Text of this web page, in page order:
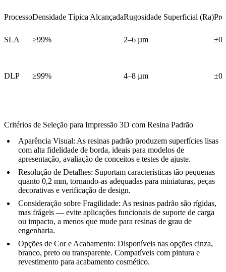
ProcessoDensidade Típica AlcançadaRugosidade Superficial (Ra)
SLA ≥99% 2–6 µm
DLP ≥99% 4–8 µm
Critérios de Seleção para Impressão 3D com Resina Padrão
Aparência Visual: As resinas padrão produzem superfícies lisas
com alta fidelidade de borda, ideais para modelos de
apresentação, avaliação de conceitos e testes de ajuste.
Resolução de Detalhes: Suportam características tão pequenas
quanto 0,2 mm, tornando-as adequadas para miniaturas, peças
decorativas e verificação de design.
Consideração sobre Fragilidade: As resinas padrão são rígidas,
mas frágeis — evite aplicações funcionais de suporte de carga
ou impacto, a menos que mude para resinas de grau de
engenharia.
Opções de Cor e Acabamento: Disponíveis nas opções cinza,
branco, preto ou transparente. Compatíveis com pintura e
revestimento para acabamento cosmético.